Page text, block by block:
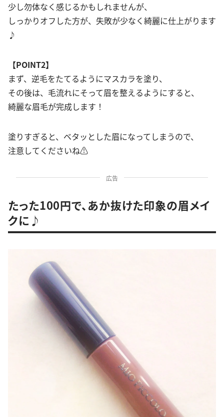
少し勿体なく感じるかもしれませんが、
しっかりオフした方が、失敗が少なく綺麗に仕上がります
♪
【POINT2】
まず、逆毛をたてるようにマスカラを塗り、
その後は、毛流れにそって眉を整えるようにすると、
綺麗な眉毛が完成します！
塗りすぎると、ベタッとした眉になってしまうので、
注意してくださいね⚠
広告
たった100円で、あか抜けた印象の眉メイ
クに♪